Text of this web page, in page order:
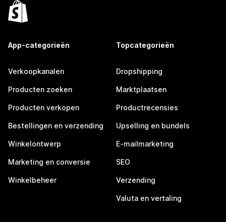
App-categorieën
Verkoopkanalen
Producten zoeken
Producten verkopen
Bestellingen en verzending
Winkelontwerp
Marketing en conversie
Winkelbeheer
Topcategorieën
Dropshipping
Marktplaatsen
Productrecensies
Upselling en bundels
E-mailmarketing
SEO
Verzending
Valuta en vertaling